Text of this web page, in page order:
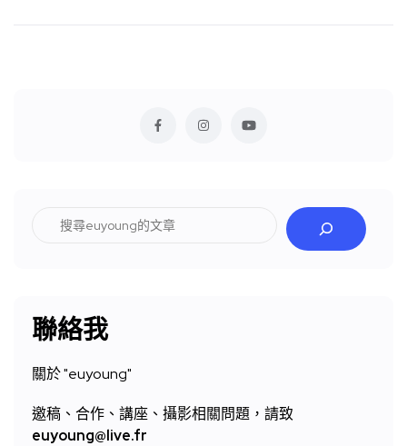
聯絡我
關於 "euyoung"
邀稿、合作、講座、攝影相關問題，請致
euyoung@live.fr